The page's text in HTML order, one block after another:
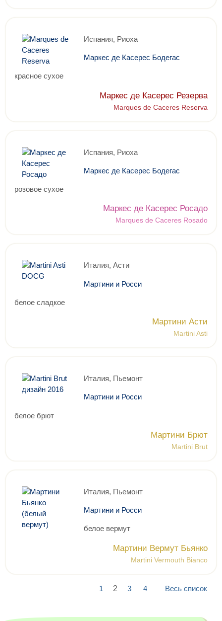
Испания, Риоха
Маркес де Касерес Бодегас
красное сухое
Маркес де Касерес Резерва
Marques de Caceres Reserva
Испания, Риоха
Маркес де Касерес Бодегас
розовое сухое
Маркес де Касерес Росадо
Marques de Caceres Rosado
Италия, Асти
Мартини и Росси
белое сладкое
Мартини Асти
Martini Asti
Италия, Пьемонт
Мартини и Росси
белое брют
Мартини Брют
Martini Brut
Италия, Пьемонт
Мартини и Росси
белое вермут
Мартини Вермут Бьянко
Martini Vermouth Bianco
1 2 3 4 Весь список